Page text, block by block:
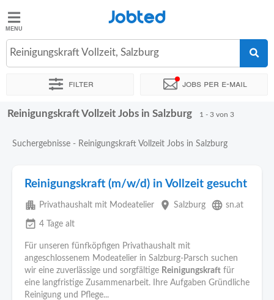
Jobted
Jobs
Jobted
Reinigungskraft Vollzeit, Salzburg
Filter Jobs per e-mail
Sortieren nach Genauer Standort Zeitintensität
Reinigungskraft Vollzeit Jobs in Salzburg 1 - 3 von 3
Suchergebnisse - Reinigungskraft Vollzeit Jobs in Salzburg
Reinigungskraft (m/w/d) in Vollzeit gesucht
apartment Privathaushalt mit Modeatelier place Salzburg language sn.at
event_available 4 Tage alt
Für unseren fünfköpfigen Privathaushalt mit
angeschlossenem Modeatelier in Salzburg-Parsch suchen
wir eine zuverlässige und sorgfältige Reinigungskraft für
eine langfristige Zusammenarbeit. Ihre Aufgaben Gründliche
Reinigung und Pflege...